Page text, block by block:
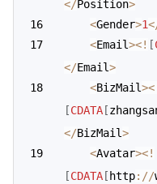
</Position>
<Gender>1<
<Email><! [
</Email>
<BizMail><
[CDATA [
</BizMail>
<Avatar><!
[CDATA [ http: //